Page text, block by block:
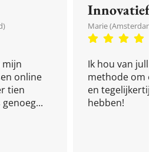
mijn
online
tien
Innovatief
Marie
Ik hou van
methode om
en
hebben!